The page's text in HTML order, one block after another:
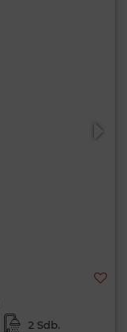
2 Sdb.